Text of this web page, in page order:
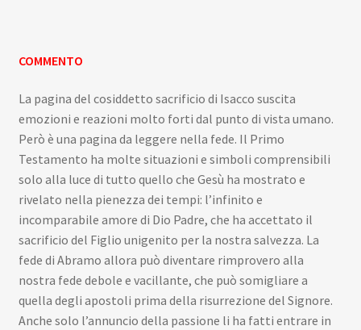
COMMENTO
La pagina del cosiddetto sacrificio di Isacco suscita
emozioni e reazioni molto forti dal punto di vista umano.
Però è una pagina da leggere nella fede. Il Primo
Testamento ha molte situazioni e simboli comprensibili
solo alla luce di tutto quello che Gesù ha mostrato e
rivelato nella pienezza dei tempi: l’infinito e
incomparabile amore di Dio Padre, che ha accettato il
sacrificio del Figlio unigenito per la nostra salvezza. La
fede di Abramo allora può diventare rimprovero alla
nostra fede debole e vacillante, che può somigliare a
quella degli apostoli prima della risurrezione del Signore.
Anche solo l’annuncio della passione li ha fatti entrare in